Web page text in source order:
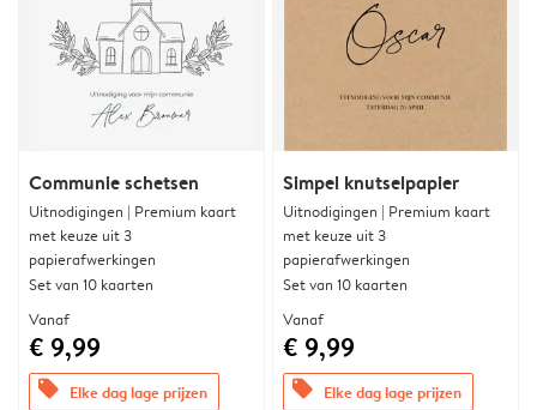
Communie schetsen
Uitnodigingen | Premium kaart
met keuze uit 3
papierafwerkingen
Set van 10 kaarten
Vanaf
€ 9,99
offers Elke dag lage prijzen
Simpel knutselpapier
Uitnodigingen | Premium kaart
met keuze uit 3
papierafwerkingen
Set van 10 kaarten
Vanaf
€ 9,99
offers Elke dag lage prijzen